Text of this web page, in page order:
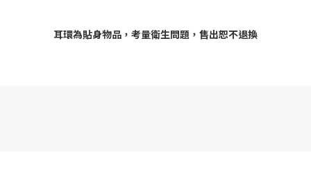
耳環為貼身物品，考量衛生問題，售出恕不退換